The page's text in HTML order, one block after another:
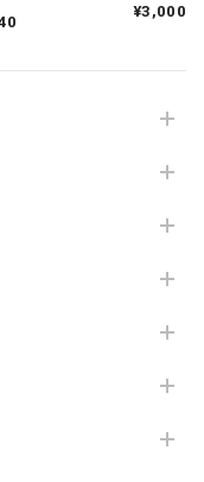
¥3,000